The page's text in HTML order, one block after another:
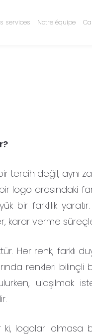
services Notre équipe
tercih değil, aynı
bir logo
bir farklılık
karar verme
Her renk, farklı
renkleri bilinçli
ulaşılmak
ki, logoları olmasa